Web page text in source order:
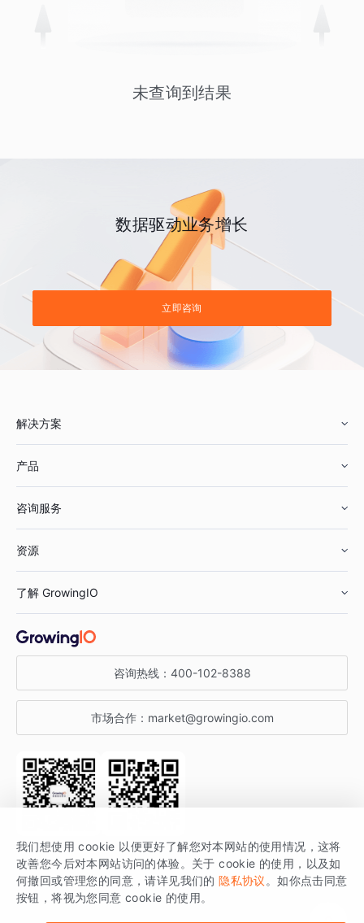
未查询到结果
数据驱动业务增长
立即咨询
解决方案
鞋服行业
汽车行业
金融行业
产品
智能运营
获客分析
咨询服务
资源
增长公开课
增长博客
开发者文档
SDK 文档
场景指南
了解 GrowingIO
关于 GrowingIO
增长大会
行业活动
咨询热线： 400-102-8388
市场合作： market@growingio.com
关注公众号 获取更多干货
GrowingIO 是专注于数据智能分析与增长的品牌，核心平台为 GrowingIO
分析云。
我们想使用 cookie 以便更好了解您对本网站的使用情况，这将
改善您今后对本网站访问的体验。关于 cookie 的使用，以及如
何撤回或管理您的同意，请详见我们的 隐私协议 。如你点击同意
按钮，将视为您同意 cookie 的使用。